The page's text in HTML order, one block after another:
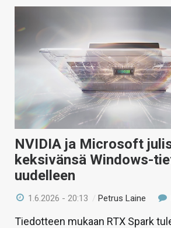
NVIDIA ja Microsoft
keksivänsä Windows-
uudelleen
1.6.2026 - 20:13 /Petrus Laine
Tiedotteen mukaan RTX Spark